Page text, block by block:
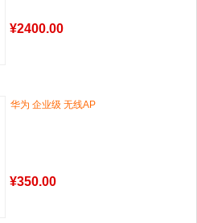
¥2400.00
华为 企业级 无线AP
¥350.00